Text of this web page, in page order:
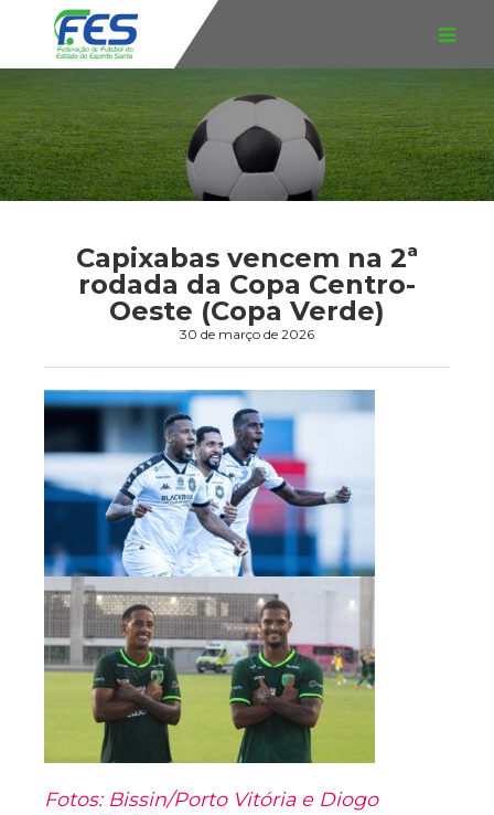
Capixabas vencem na 2ª
rodada da Copa Centro-
Oeste (Copa Verde)
30 de março de 2026
Fotos: Bissin/Porto Vitória e Diogo